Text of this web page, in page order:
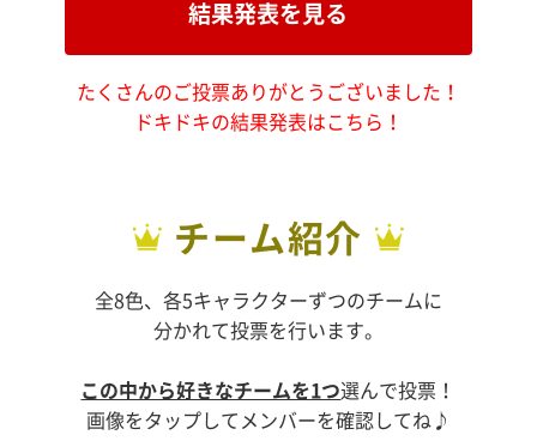
結果発表を見る
たくさんのご投票ありがとうございました！
ドキドキの結果発表はこちら！
チーム紹介
全8色、各5キャラクターずつのチームに
分かれて投票を行います。
この中から好きなチームを1つ選んで投票！
画像をタップしてメンバーを確認してね♪